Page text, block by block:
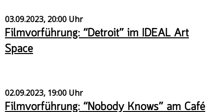
03.09.2023, 20:00 Uhr
Filmvorführung: “Detroit” im IDEAL Art
Space
02.09.2023, 19:00 Uhr
Filmvorführung: “Nobody Knows” am Café